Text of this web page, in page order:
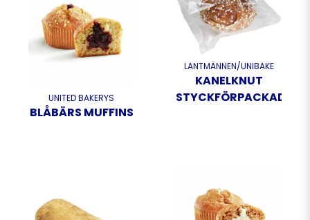
UNITED BAKERYS
BLÅBÄRS MUFFINS
LANTMÄNNEN/UNIBAKE
KANELKNUT
STYCKFÖRPACKAD